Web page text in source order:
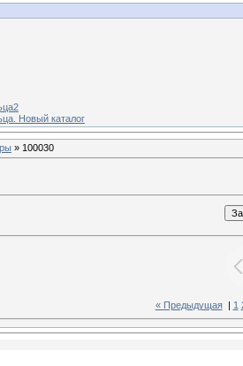
Новый каталог
» 100030
« Предыдущая| 1